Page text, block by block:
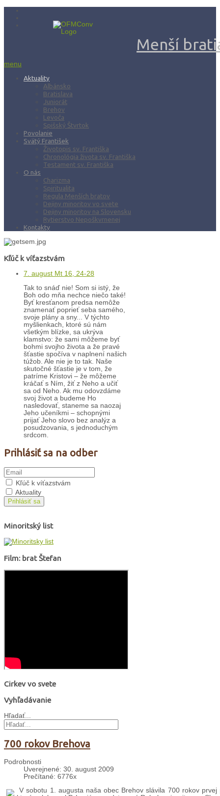
Menší
menu
Aktuality
Albánsko
Bratislava
Juniorát
Brehov
Levoča
Spišský Štvrtok
Povolanie
Svätý František
Životopis sv. Františka
Chronológia života sv. Františka
Testament sv. Františka
O nás
Charizma
Spiritualita
Regula Menších bratov
Dejiny minoritov vo svete
Dejiny minoritov na Slovensku
Rytierstvo Nepoškvrnenej
Kontakty
Kľúč k víťazstvám
7. august Mt 16, 24-28
Tak to snáď nie! Som si istý, že
Boh odo mňa nechce niečo také!
Byť kresťanom predsa nemôže
znamenať poprieť seba samého,
svoje plány a sny... V týchto
myšlienkach, ktoré sú nám
všetkým blízke, sa ukrýva
klamstvo: že sami môžeme byť
bohmi svojho života a že pravé
šťastie spočíva v naplnení našich
túžob. Ale nie je to tak. Naše
skutočné šťastie je v tom, že
patríme Kristovi – že môžeme
kráčať s Ním, žiť z Neho a učiť
sa od Neho. Ak mu odovzdáme
svoj život a budeme Ho
nasledovať, staneme sa naozaj
Jeho učeníkmi – schopnými
prijať Jeho slovo bez analýz a
posudzovania, s jednoduchým
srdcom.
Prihlásiť sa na odber
Kľúč k víťazstvám
Aktuality
Prihlásiť sa
Minoritský list
Film: brat Štefan
Cirkev vo svete
Vyhľadávanie
Hľadať...
700 rokov Brehova
Podrobnosti
Uverejnené: 30. august 2009
Prečítané: 6776x
V sobotu 1. augusta naša obec Brehov slávila 700 rokov